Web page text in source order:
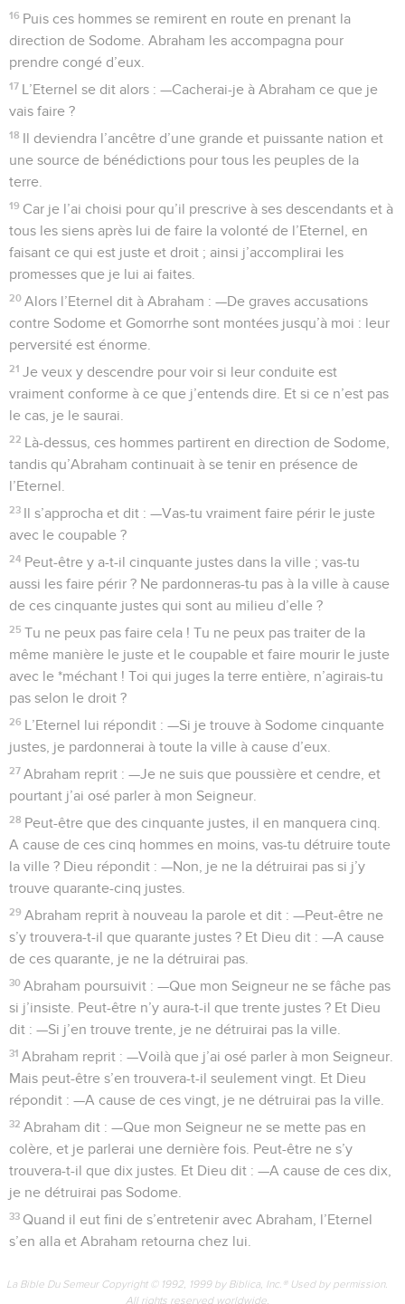
16 Puis ces hommes se remirent en route en prenant la
direction de Sodome. Abraham les accompagna pour
prendre congé d’eux.
17 L’Eternel se dit alors : —Cacherai-je à Abraham ce que je
vais faire ?
18 Il deviendra l’ancêtre d’une grande et puissante nation et
une source de bénédictions pour tous les peuples de la
terre.
19 Car je l’ai choisi pour qu’il prescrive à ses descendants et à
tous les siens après lui de faire la volonté de l’Eternel, en
faisant ce qui est juste et droit ; ainsi j’accomplirai les
promesses que je lui ai faites.
20 Alors l’Eternel dit à Abraham : —De graves accusations
contre Sodome et Gomorrhe sont montées jusqu’à moi : leur
perversité est énorme.
21 Je veux y descendre pour voir si leur conduite est
vraiment conforme à ce que j’entends dire. Et si ce n’est pas
le cas, je le saurai.
22 Là-dessus, ces hommes partirent en direction de Sodome,
tandis qu’Abraham continuait à se tenir en présence de
l’Eternel.
23 Il s’approcha et dit : —Vas-tu vraiment faire périr le juste
avec le coupable ?
24 Peut-être y a-t-il cinquante justes dans la ville ; vas-tu
aussi les faire périr ? Ne pardonneras-tu pas à la ville à cause
de ces cinquante justes qui sont au milieu d’elle ?
25 Tu ne peux pas faire cela ! Tu ne peux pas traiter de la
même manière le juste et le coupable et faire mourir le juste
avec le *méchant ! Toi qui juges la terre entière, n’agirais-tu
pas selon le droit ?
26 L’Eternel lui répondit : —Si je trouve à Sodome cinquante
justes, je pardonnerai à toute la ville à cause d’eux.
27 Abraham reprit : —Je ne suis que poussière et cendre, et
pourtant j’ai osé parler à mon Seigneur.
28 Peut-être que des cinquante justes, il en manquera cinq.
A cause de ces cinq hommes en moins, vas-tu détruire toute
la ville ? Dieu répondit : —Non, je ne la détruirai pas si j’y
trouve quarante-cinq justes.
29 Abraham reprit à nouveau la parole et dit : —Peut-être ne
s’y trouvera-t-il que quarante justes ? Et Dieu dit : —A cause
de ces quarante, je ne la détruirai pas.
30 Abraham poursuivit : —Que mon Seigneur ne se fâche pas
si j’insiste. Peut-être n’y aura-t-il que trente justes ? Et Dieu
dit : —Si j’en trouve trente, je ne détruirai pas la ville.
31 Abraham reprit : —Voilà que j’ai osé parler à mon Seigneur.
Mais peut-être s’en trouvera-t-il seulement vingt. Et Dieu
répondit : —A cause de ces vingt, je ne détruirai pas la ville.
32 Abraham dit : —Que mon Seigneur ne se mette pas en
colère, et je parlerai une dernière fois. Peut-être ne s’y
trouvera-t-il que dix justes. Et Dieu dit : —A cause de ces dix,
je ne détruirai pas Sodome.
33 Quand il eut fini de s’entretenir avec Abraham, l’Eternel
s’en alla et Abraham retourna chez lui.
La Bible Du Semeur Copyright © 1992, 1999 by Biblica, Inc.® Used by permission.
All rights reserved worldwide.